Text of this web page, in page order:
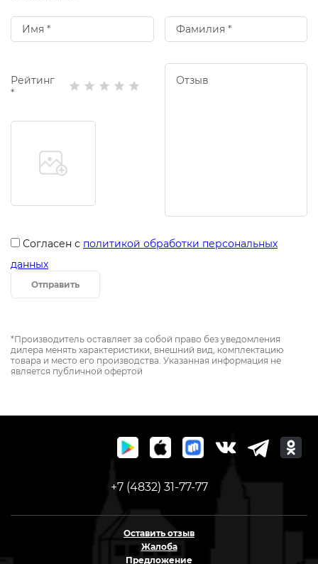
Рейтинг
*
Согласен с политикой обработки персональных
данных
Отправить
*Производитель оставляет за собой право без уведомления
дилера менять характеристики, внешний вид, комплектацию
товара и место его производства. Указанная информация не
является публичной офертой
+7 (4832) 31-77-77
Оставить отзыв
Жалоба
Предложение